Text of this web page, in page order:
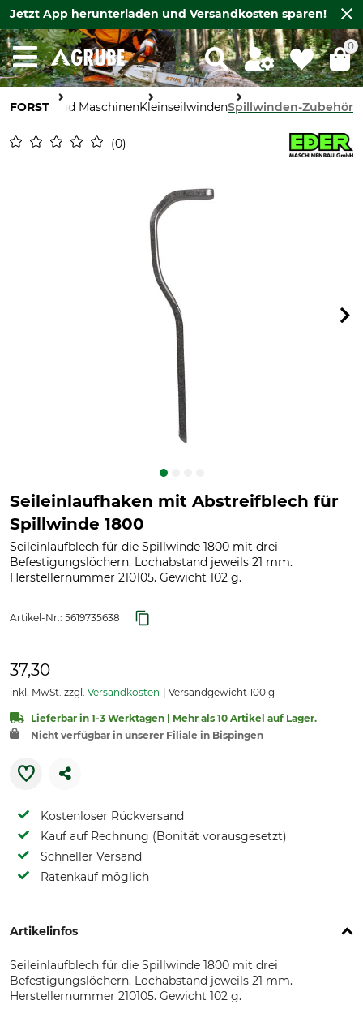
Jetzt App herunterladen und Versandkosten sparen!
0
FORST
Geräte und MaschinenKleinseilwindenSpillwinden-Zubehör
0
Seileinlaufhaken mit Abstreifblech für
Spillwinde 1800
Seileinlaufblech für die Spillwinde 1800 mit drei
Befestigungslöchern. Lochabstand jeweils 21 mm.
Herstellernummer 210105. Gewicht 102 g.
Artikel-Nr.: 5619735638
37,30
inkl. MwSt. zzgl. Versandkosten Versandgewicht 100 g
Lieferbar in 1-3 Werktagen | Mehr als 10 Artikel auf Lager.
Nicht verfügbar in unserer Filiale in Bispingen
Kostenloser Rückversand
Kauf auf Rechnung (Bonität vorausgesetzt)
Schneller Versand
Ratenkauf möglich
Artikelinfos
Seileinlaufblech für die Spillwinde 1800 mit drei
Befestigungslöchern. Lochabstand jeweils 21 mm.
Herstellernummer 210105. Gewicht 102 g.